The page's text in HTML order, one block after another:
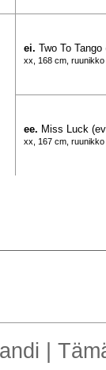
ei. Two To Tango
xx, 168 cm, ruunikko
ee. Miss Luck
xx, 167 cm, ruunikko
|